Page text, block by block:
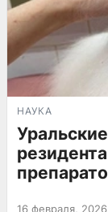
НАУКА
16 февраля,